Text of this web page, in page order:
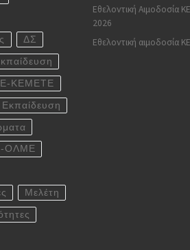
ΔΣ
ΚΕΜΕΤΕ
Εκπαίδευση
ΟΛΜΕ
Μελέτη
Εθελοντική Αιμοδοσία
2026
Εθελοντική αιμοδοσία